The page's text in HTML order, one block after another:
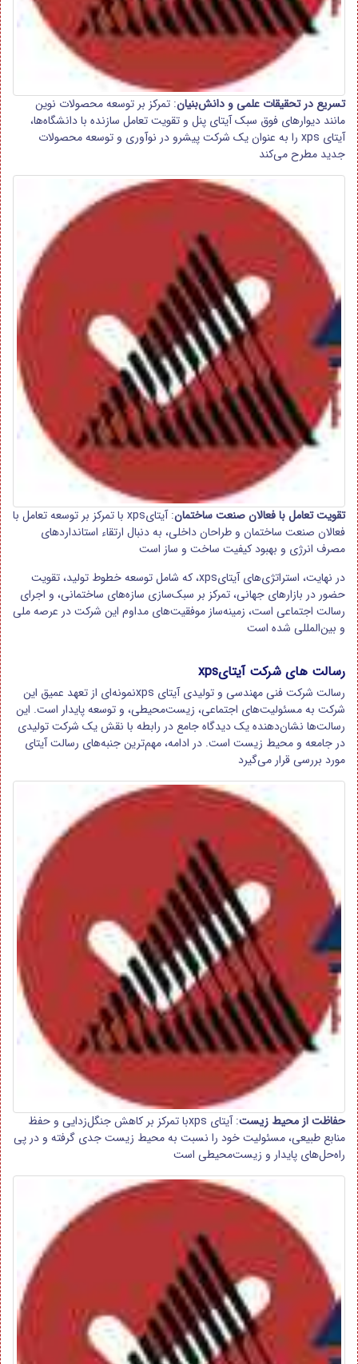
تسریع در تحقیقات علمی و دانش‌بنیان: تمرکز بر توسعه محصولات نوین
مانند دیوارهای فوق سبک آیتای پنل و تقویت تعامل سازنده با دانشگاه‌ها،
آیتای xps را به عنوان یک شرکت پیشرو در نوآوری و توسعه محصولات
جدید مطرح می‌کند
تقویت تعامل با فعالان صنعت ساختمان
: آیتایxps با تمرکز بر توسعه تعامل با
فعالان صنعت ساختمان و طراحان داخلی، به دنبال ارتقاء استانداردهای
مصرف انرژی و بهبود کیفیت ساخت و ساز است
در نهایت، استراتژی‌های آیتایxps، که شامل توسعه خطوط تولید، تقویت
حضور در بازارهای جهانی، تمرکز بر سبک‌سازی سازه‌های ساختمانی، و اجرای
رسالت اجتماعی است، زمینه‌ساز موفقیت‌های مداوم این شرکت در عرصه ملی
و بین‌المللی شده است
رسالت های شرکت آیتایxps
رسالت شرکت فنی مهندسی و تولیدی آیتای xpsنمونه‌ای از تعهد عمیق این
شرکت به مسئولیت‌های اجتماعی، زیست‌محیطی، و توسعه پایدار است. این
رسالت‌ها نشان‌دهنده یک دیدگاه جامع در رابطه با نقش یک شرکت تولیدی
در جامعه و محیط زیست است. در ادامه، مهم‌ترین جنبه‌های رسالت آیتای
مورد بررسی قرار می‌گیرد
حفاظت از محیط زیست
: آیتای xpsبا تمرکز بر کاهش جنگل‌زدایی و حفظ
منابع طبیعی، مسئولیت خود را نسبت به محیط زیست جدی گرفته و در پی
راه‌حل‌های پایدار و زیست‌محیطی است